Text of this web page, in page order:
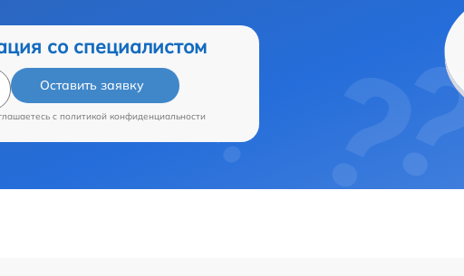
со специалистом
Оставить заявку
c политикой конфиденциальности